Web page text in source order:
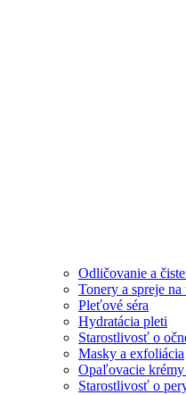
Odličovanie a
Tonery a spreje na
Pleťové séra
Hydratácia pleti
Starostlivosť o
Masky a exfoliácia
Opaľovacie krémy
Starostlivosť o